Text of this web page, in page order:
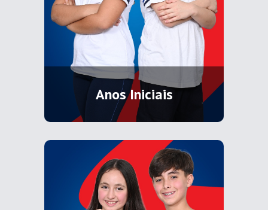
Anos Iniciais